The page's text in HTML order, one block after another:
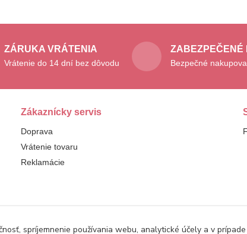
ZÁRUKA VRÁTENIA
Vrátenie do 14 dní bez dôvodu
ZABEZPEČENÉ
Bezpečné
Zákaznícky servis
Doprava
Vrátenie tovaru
Reklamácie
spríjemnenie používania webu, analytické účely a v